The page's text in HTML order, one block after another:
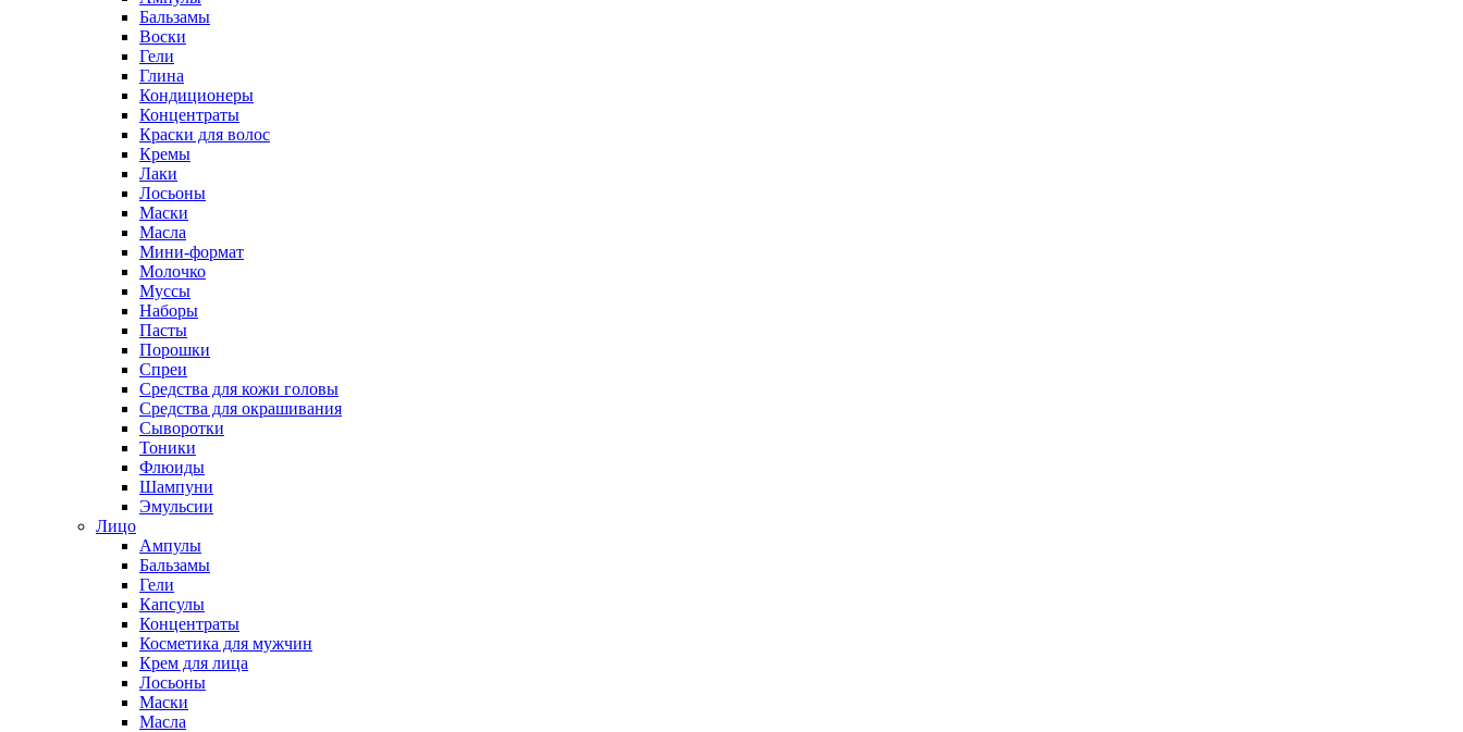
Бальзамы
Воски
Гели
Глина
Кондиционеры
Концентраты
Краски для волос
Кремы
Лаки
Лосьоны
Маски
Масла
Мини-формат
Молочко
Муссы
Наборы
Пасты
Порошки
Спреи
Средства для кожи головы
Средства для окрашивания
Сыворотки
Тоники
Флюиды
Шампуни
Эмульсии
Лицо
Ампулы
Бальзамы
Гели
Капсулы
Концентраты
Косметика для мужчин
Крем для лица
Лосьоны
Маски
Масла